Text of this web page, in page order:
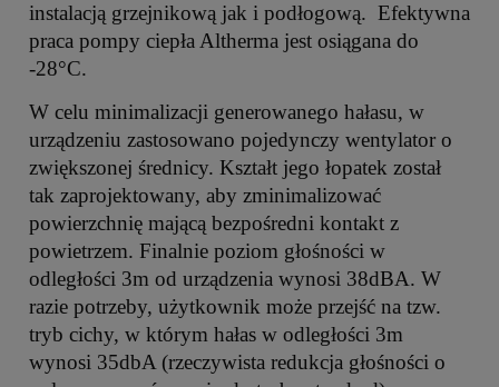
instalacją grzejnikową jak i podłogową. Efektywna
praca pompy ciepła Altherma jest osiągana do
-28°C.
W celu minimalizacji generowanego hałasu, w
urządzeniu zastosowano pojedynczy wentylator o
zwiększonej średnicy. Kształt jego łopatek został
tak zaprojektowany, aby zminimalizować
powierzchnię mającą bezpośredni kontakt z
powietrzem. Finalnie poziom głośności w
odległości 3m od urządzenia wynosi 38dBA. W
razie potrzeby, użytkownik może przejść na tzw.
tryb cichy, w którym hałas w odległości 3m
wynosi 35dbA (rzeczywista redukcja głośności o